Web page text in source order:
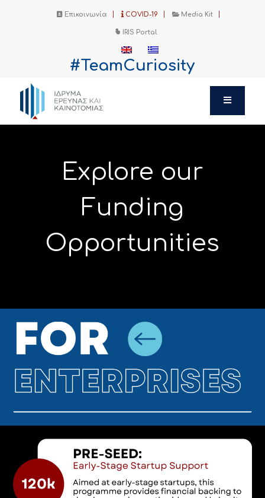
Επικοινωνία COVID-19 Media Kit
IRIS Portal
#TeamCuriosity
Explore our
Funding
Opportunities